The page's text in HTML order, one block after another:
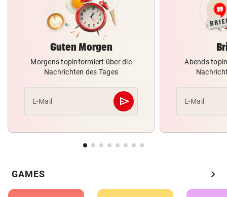
Guten Morgen
Morgens topinformiert über die
Nachrichten des Tages
E-Mail send
Abschicken
Abends
E-Mail
GAMES chevron_right